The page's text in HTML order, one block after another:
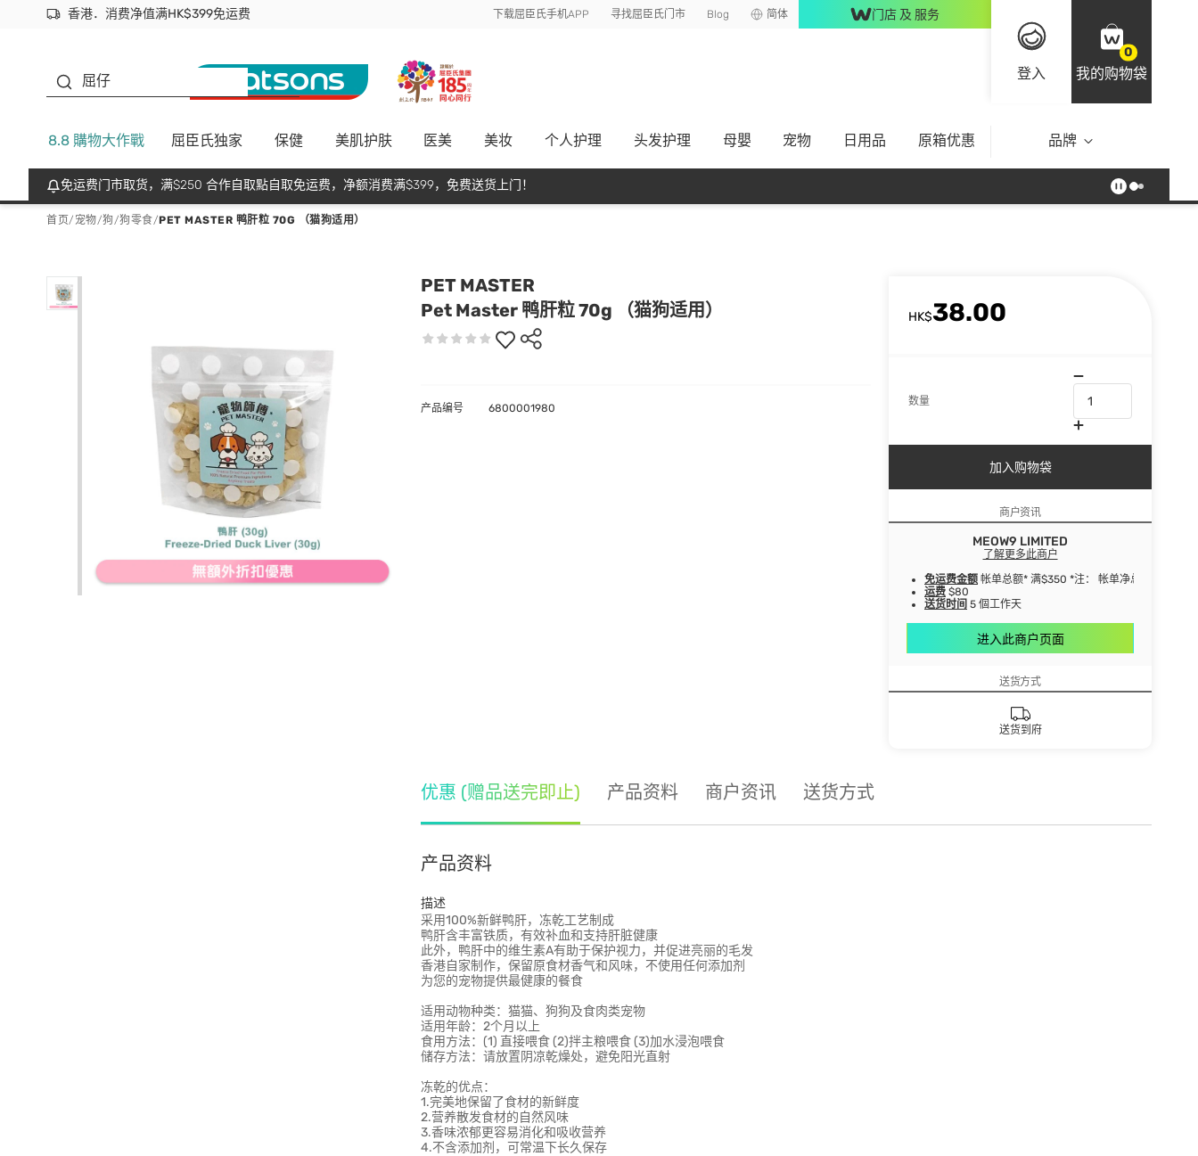
香港．消费净值满HK$399免运费
立即成为易赏钱会员尽享独家优惠
首次APP下单买满$450 输入 NEWAPP 即减$50 下载屈臣氏手机APP 寻找屈臣氏门市 Blog 简体 门店 及 服务
登入
0
我的购物袋
屈仔
8.8 購物大作戰 屈臣氏独家 保健 美肌护肤 医美 美妆 个人护理 头发护理 母嬰 宠物 日用品 原箱优惠 品牌
免运费门市取货，满$250 合作自取點自取免运费，净额消费满$399，免费送货上门！
首页/ 宠物/狗/狗零食/PET MASTER 鸭肝粒 70G （猫狗适用）
PET MASTER
Pet Master 鸭肝粒 70g （猫狗适用）
HK$38.00
数量
加入购物袋
商户资讯
MEOW9 LIMITED
了解更多此商户
免运费金额 帐单总额* 满$350 *注： 帐单净总额指扣除
运费 $80
送货时间 5 個工作天
进入此商户页面
送货方式
送货到府
产品编号 6800001980
优惠 (赠品送完即止) 产品资料 商户资讯 送货方式
产品资料
描述
采用100%新鲜鸭肝，冻乾工艺制成
鸭肝含丰富铁质，有效补血和支持肝脏健康
此外，鸭肝中的维生素A有助于保护视力，并促进亮丽的毛发
香港自家制作，保留原食材香气和风味，不使用任何添加剂
为您的宠物提供最健康的餐食
适用动物种类：猫猫、狗狗及食肉类宠物
适用年龄：2个月以上
食用方法：(1) 直接喂食 (2)拌主粮喂食 (3)加水浸泡喂食
储存方法：请放置阴凉乾燥处，避免阳光直射
冻乾的优点：
1.完美地保留了食材的新鲜度
2.营养散发食材的自然风味
3.香味浓郁更容易消化和吸收营养
4.不含添加剂，可常温下长久保存